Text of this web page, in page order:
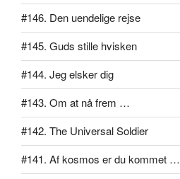
#146. Den uendelige rejse
#145. Guds stille hvisken
#144. Jeg elsker dig
#143. Om at nå frem …
#142. The Universal Soldier
#141. Af kosmos er du kommet …